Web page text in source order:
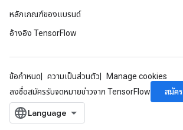
หลักเกณฑ์ของแบรนด์
อ้างอิง TensorFlow
ข้อกำหนด ความเป็นส่วนตัว
Manage cookies
ลงชื่อสมัครรับจดหมายข่าวจาก TensorFlow
สมัคร